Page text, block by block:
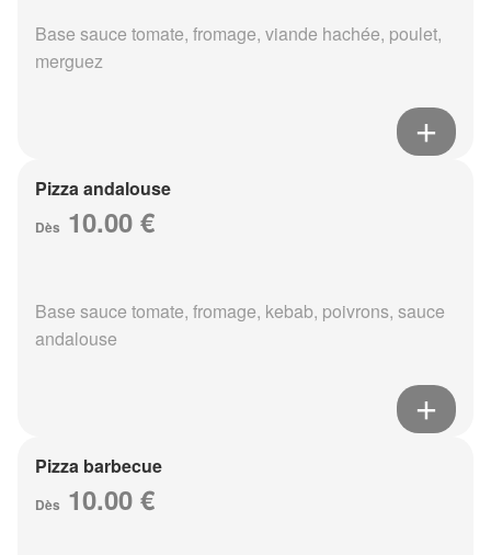
Base sauce tomate, fromage, viande hachée, poulet,
merguez
Pizza andalouse
Dès 10.00 €
Base sauce tomate, fromage, kebab, poivrons, sauce
andalouse
Pizza barbecue
Dès 10.00 €